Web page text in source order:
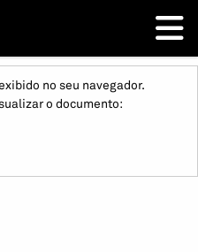
no seu navegador.
o documento: